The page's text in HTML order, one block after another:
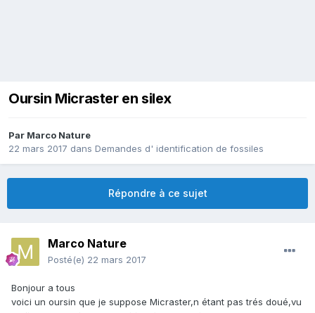
Oursin Micraster en silex
Par Marco Nature
22 mars 2017 dans Demandes d' identification de fossiles
Répondre à ce sujet
Marco Nature
Posté(e) 22 mars 2017
Bonjour a tous
voici un oursin que je suppose Micraster,n étant pas trés doué,vu